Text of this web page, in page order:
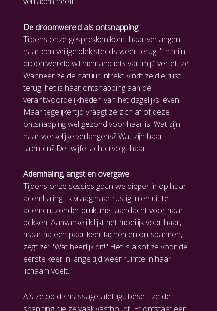
De droomwereld als ontsnapping
Tijdens onze gesprekken komt haar verlangen
naar een veilige plek steeds weer terug. "In mijn
droomwereld wil niemand iets van mij," vertelt ze.
Wanneer ze de natuur intrekt, vindt ze die rust
terug; het is haar ontsnapping aan de
verantwoordelijkheden van het dagelijks leven.
Maar tegelijkertijd vraagt ze zich af of deze
ontsnapping wel gezond voor haar is. Wat zijn
haar werkelijke verlangens? Wat zijn haar
talenten? De twijfel achtervolgt haar.
Ademhaling, angst en overgave
Tijdens onze sessies gaan we dieper in op haar
ademhaling. Ik vraag haar rustig in en uit te
ademen, zonder druk, met aandacht voor haar
bekken. Aanvankelijk lijkt het moeilijk voor haar,
maar na een paar keer lachen en ontspannen,
zegt ze: "Wat heerlijk dit!" Het is alsof ze voor de
eerste keer in lange tijd weer ruimte in haar
lichaam voelt.
Als ze op de massagetafel ligt, beseft ze de
spanning die ze vaak vasthoudt. Er ontstaat een